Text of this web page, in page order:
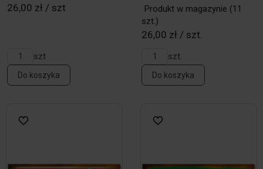
26,00 zł / szt
szt
Do koszyka
Produkt w magazynie (11
szt.)
26,00 zł / szt.
szt.
Do koszyka